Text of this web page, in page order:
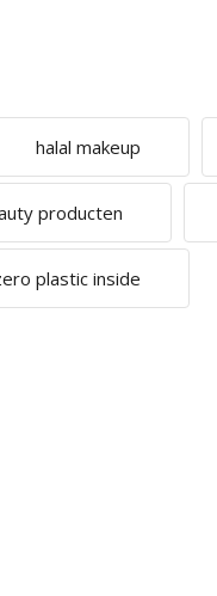
halal makeup
producten
plastic inside